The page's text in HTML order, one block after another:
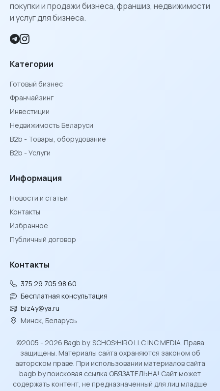
покупки и продажи бизнеса, франшиз, недвижимости
и услуг для бизнеса.
Категории
Готовый бизнес
Франчайзинг
Инвестиции
Недвижимость Беларуси
B2b - Товары, оборудование
B2b - Услуги
Информация
Новости и статьи
Контакты
Избранное
Публичный договор
Контакты
375 29 705 98 60
Бесплатная консультация
biz4y@ya.ru
Минск, Беларусь
©2005 - 2026 Bagb.by. SCHOSᶳHIRO LLC INC MEDIA. Права
защищены. Материалы сайта охраняются законом об
авторском праве. При использовании материалов сайта
bagb.by поисковая ссылка ОБЯЗАТЕЛЬНА! Сайт может
содержать контент, не предназначенный для лиц младше